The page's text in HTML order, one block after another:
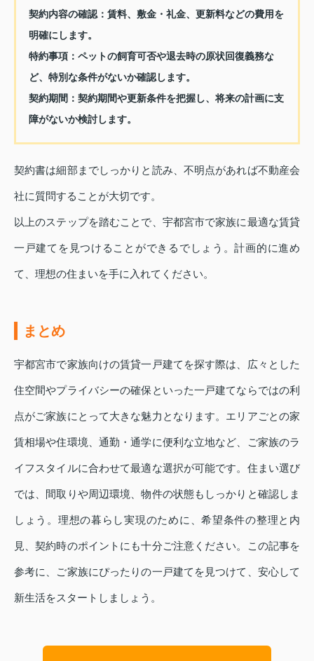
契約内容の確認：賃料、敷金・礼金、更新料などの費用を
明確にします。
特約事項：ペットの飼育可否や退去時の原状回復義務な
ど、特別な条件がないか確認します。
契約期間 ：契約期間や更新条件を把握し、将来の計画に支
障がないか検討します。
契約書は細部までしっかりと読み、不明点があれば不動産会
社に質問することが大切です。
以上のステップを踏むことで、宇都宮市で家族に最適な賃貸
一戸建てを見つけることができるでしょう。計画的に進め
て、理想の住まいを手に入れてください。
まとめ
宇都宮市で家族向けの賃貸一戸建てを探す際は、広々とした
住空間やプライバシーの確保といった一戸建てならではの利
点がご家族にとって大きな魅力となります。エリアごとの家
賃相場や住環境、通勤・通学に便利な立地など、ご家族のラ
イフスタイルに合わせて最適な選択が可能です。住まい選び
では、間取りや周辺環境、物件の状態もしっかりと確認しま
しょう。理想の暮らし実現のために、希望条件の整理と内
見、契約時のポイントにも十分ご注意ください。この記事を
参考に、ご家族にぴったりの一戸建てを見つけて、安心して
新生活をスタートしましょう。